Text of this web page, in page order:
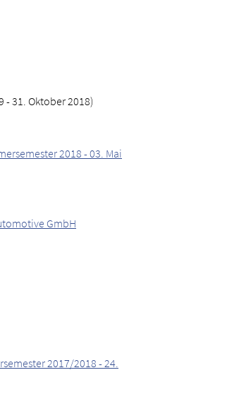
- 31. Oktober 2018)
2018 - 03. Mai
GmbH
2017/2018 - 24.